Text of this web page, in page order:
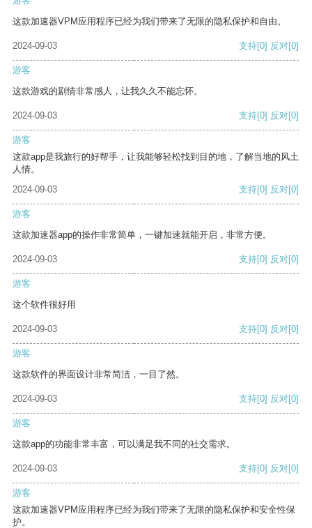
这款加速器VPM应用程序已经为我们带来了无限的隐私保护和自由。
2024-09-03 支持[0] 反对[0]
游客
这款游戏的剧情非常感人，让我久久不能忘怀。
2024-09-03 支持[0] 反对[0]
游客
这款app是我旅行的好帮手，让我能够轻松找到目的地，了解当地的风土
人情。
2024-09-03
支持[0] 反对[0]
游客
这款加速器app的操作非常简单，一键加速就能开启，非常方便。
2024-09-03 支持[0] 反对[0]
游客
这个软件很好用
2024-09-03 支持[0] 反对[0]
游客
这款软件的界面设计非常简洁，一目了然。
2024-09-03 支持[0] 反对[0]
游客
这款app的功能非常丰富，可以满足我不同的社交需求。
2024-09-03 支持[0] 反对[0]
游客
这款加速器VPM应用程序已经为我们带来了无限的隐私保护和安全性保
护。